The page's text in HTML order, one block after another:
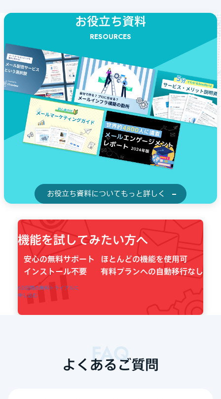
お役立ち資料
RESOURCES
お役立ち資料についてもっと詳しく
機能を試してみたい方へ
安心の無料サポート
️インストール不要
ほとんどの機能を使用可
有料プランへの自動移行なし
60日間の無料トライアルに
申し込む
FAQ
よくあるご質問